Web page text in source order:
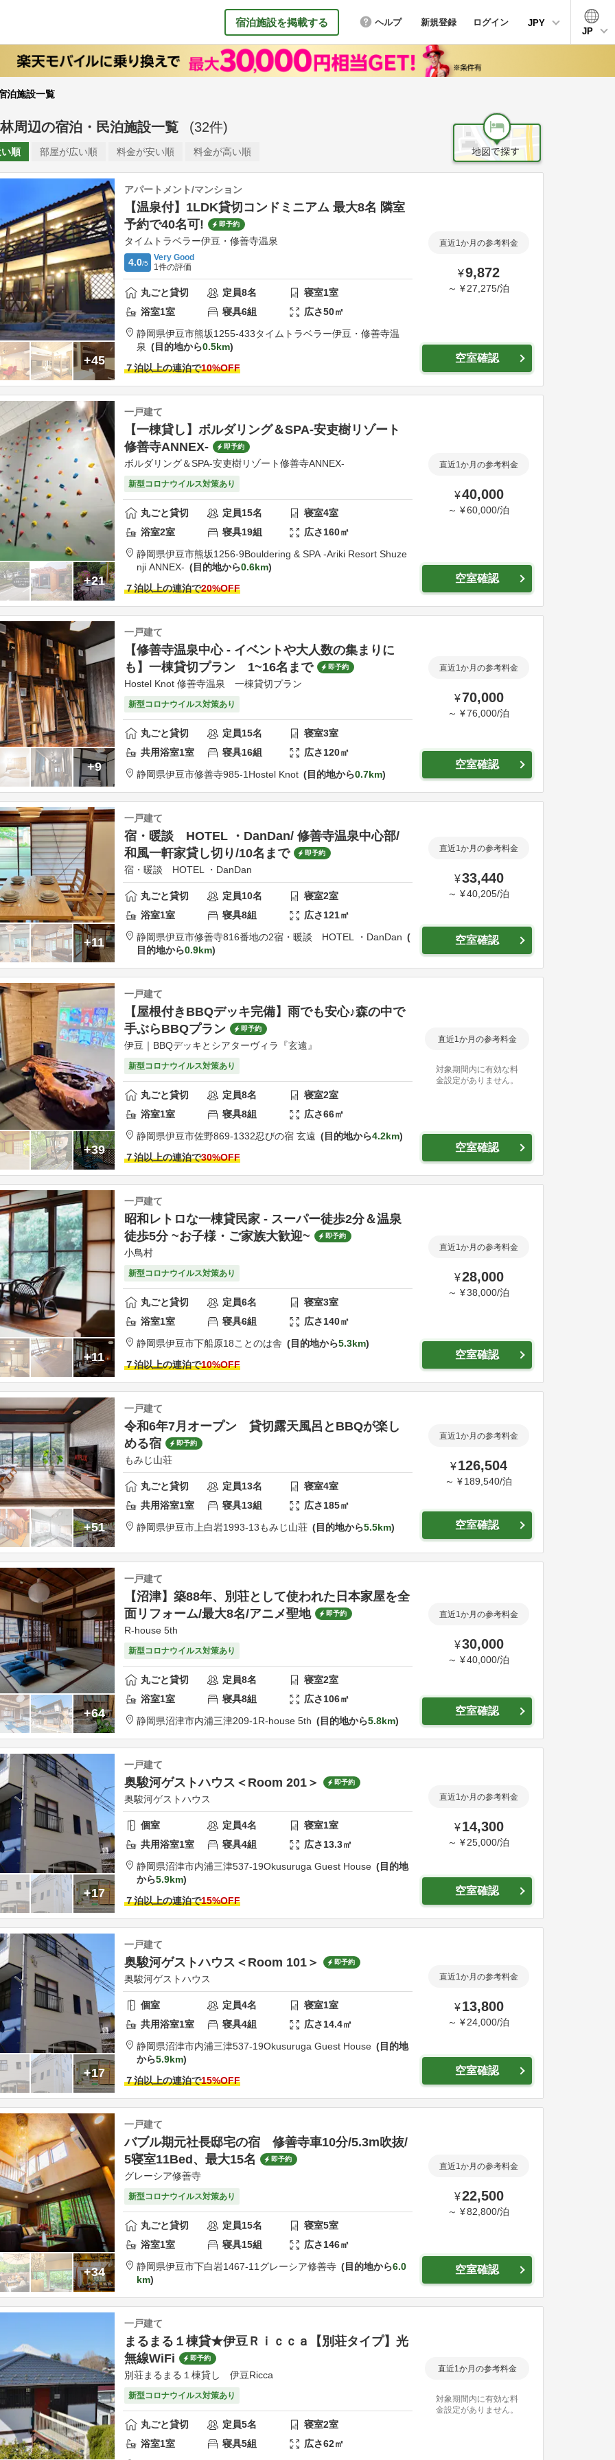
宿泊施設を掲載する ヘルプ 新規登録 ログイン
JPY
JP
泊施設一覧
周辺の宿泊・民泊施設一覧 (32件)
順 部屋が広い順 料金が安い順 料金が高い順
+45
アパートメント/マンション
【温泉付】1LDK貸切コンドミニアム 最大8名 隣室
予約で40名可!
即予約
タイムトラベラー伊豆・修善寺温泉
4.0/5
Very Good
1 件の評価
丸ごと貸切 定員8名 寝室1室
浴室1室 寝具6組 広さ50㎡
静岡県伊豆市熊坂1255-433タイムトラベラー伊豆・修善寺温
泉
目的地から0.5km
７泊以上の連泊で10%OFF
直近1か月の参考料金
¥9,872
～ ¥ 27,275/泊
空室確認
+21
一戸建て
【一棟貸し】ボルダリング＆SPA-安吏樹リゾート
修善寺ANNEX-
即予約
ボルダリング＆SPA-安吏樹リゾート修善寺ANNEX-
新型コロナウイルス対策あり
丸ごと貸切 定員15名 寝室4室
浴室2室 寝具19組 広さ160㎡
静岡県伊豆市熊坂1256-9Bouldering & SPA -Ariki Resort Shuze
nji ANNEX-
目的地から0.6km
７泊以上の連泊で20%OFF
直近1か月の参考料金
¥40,000
～ ¥60,000/泊
空室確認
+9
一戸建て
【修善寺温泉中心 - イベントや大人数の集まりに
も】一棟貸切プラン 1~16名まで
即予約
Hostel Knot 修善寺温泉 一棟貸切プラン
新型コロナウイルス対策あり
丸ごと貸切 定員15名 寝室3室
共用浴室1室 寝具16組 広さ120㎡
静岡県伊豆市修善寺985-1 Hostel Knot 目的地から0.7km
直近1か月の参考料金
¥70,000
～ ¥76,000/泊
空室確認
+11
一戸建て
宿・暖談 HOTEL ・DanDan/ 修善寺温泉中心部/
和風一軒家貸し切り/10名まで
即予約
宿・暖談 HOTEL ・DanDan
丸ごと貸切 定員10名 寝室2室
浴室1室 寝具8組 広さ121㎡
静岡県伊豆市修善寺816番地の2宿・暖談 HOTEL ・DanDan
目的地から0.9km
直近1か月の参考料金
¥33,440
～ ¥40,205/泊
空室確認
+39
一戸建て
【屋根付きBBQデッキ完備】雨でも安心♪森の中で
手ぶらBBQプラン
即予約
伊豆｜BBQデッキとシアターヴィラ『玄遠』
新型コロナウイルス対策あり
丸ごと貸切 定員8名 寝室2室
浴室1室 寝具8組 広さ66㎡
静岡県伊豆市佐野869-1332忍びの宿 玄遠 目的地から4.2km
７泊以上の連泊で30%OFF
直近1か月の参考料金
対象期間内に有効な料
金設定がありません。
空室確認
+11
一戸建て
昭和レトロな一棟貸民家 - スーパー徒歩2分＆温泉
徒歩5分 ~お子様・ご家族大歓迎~
即予約
小鳥村
新型コロナウイルス対策あり
丸ごと貸切 定員6名 寝室3室
浴室1室 寝具6組 広さ140㎡
静岡県伊豆市下船原18ことのは舎 目的地から5.3km
７泊以上の連泊で10%OFF
直近1か月の参考料金
¥28,000
～ ¥38,000/泊
空室確認
+51
一戸建て
令和6年7月オープン 貸切露天風呂とBBQが楽し
める宿
即予約
もみじ山荘
丸ごと貸切 定員13名 寝室4室
共用浴室1室 寝具13組 広さ185㎡
静岡県伊豆市 上白岩1993-13もみじ山荘 目的地から5.5km
直近1か月の参考料金
¥126,504
～ ¥ 189,540/泊
空室確認
+64
一戸建て
【沼津】築88年、別荘として使われた日本家屋を全
面リフォーム/最大8名/アニメ聖地
即予約
R-house 5th
新型コロナウイルス対策あり
丸ごと貸切 定員8名 寝室2室
浴室1室 寝具8組 広さ106㎡
静岡県沼津市内浦三津209-1 R-house 5th 目的地から5.8km
直近1か月の参考料金
¥30,000
～ ¥40,000/泊
空室確認
+17
一戸建て
奥駿河ゲストハウス＜Room 201＞ 即予約
奥駿河ゲストハウス
個室 定員4名 寝室1室
共用浴室1室 寝具4組 広さ13.3㎡
静岡県沼津市内浦三津537-19Okusuruga Guest House
目的地
から5.9km
７泊以上の連泊で15%OFF
直近1か月の参考料金
¥ 14,300
～ ¥ 25,000/泊
空室確認
+17
一戸建て
奥駿河ゲストハウス＜Room 101＞ 即予約
奥駿河ゲストハウス
個室 定員4名 寝室1室
共用浴室1室 寝具4組 広さ14.4㎡
静岡県沼津市内浦三津537-19Okusuruga Guest House
目的地
から5.9km
７泊以上の連泊で15%OFF
直近1か月の参考料金
¥ 13,800
～ ¥ 24,000/泊
空室確認
+34
一戸建て
バブル期元社長邸宅の宿 修善寺車10分/5.3m吹抜/
5寝室11Bed、最大15名
即予約
グレーシア修善寺
新型コロナウイルス対策あり
丸ごと貸切 定員15名 寝室5室
浴室1室 寝具15組 広さ146㎡
静岡県伊豆市下白岩1467-11 グレーシア修善寺 目的地から6.0
km
直近1か月の参考料金
¥22,500
～ ¥82,800/泊
空室確認
一戸建て
まるまる１棟貸★伊豆Ｒｉｃｃａ【別荘タイプ】光
無線WiFi
即予約
別荘まるまる１棟貸し 伊豆Ricca
新型コロナウイルス対策あり
丸ごと貸切 定員5名 寝室2室
浴室1室 寝具5組 広さ62㎡
直近1か月の参考料金
対象期間内に有効な料
金設定がありません。